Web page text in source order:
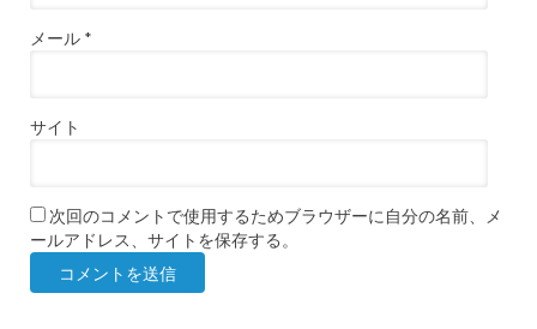
メール *
サイト
次回のコメントで使用するためブラウザーに自分の名前、メ
ールアドレス、サイトを保存する。